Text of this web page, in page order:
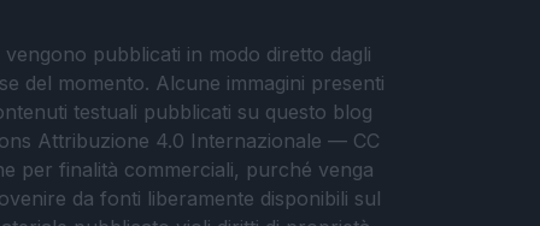
pubblicati in modo diretto dagli
del momento. Alcune immagini presenti
testuali pubblicati su questo blog
Attribuzione 4.0 Internazionale — CC
per finalità commerciali, purché venga
da fonti liberamente disponibili sul